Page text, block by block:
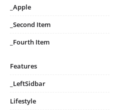
_Apple
_Second Item
_Fourth Item
Features
_LeftSidbar
Lifestyle